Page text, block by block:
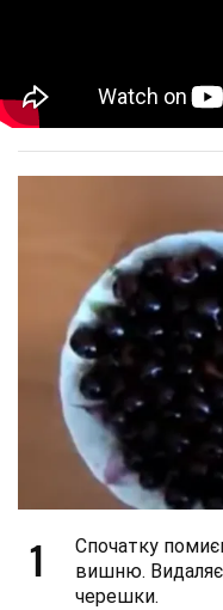
1
Спочатку
вишню.
черешки.